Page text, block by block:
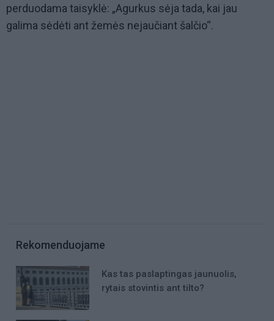
perduodama taisyklė: „Agurkus sėja tada, kai jau
galima sėdėti ant žemės nejaučiant šalčio“.
Rekomenduojame
Kas tas paslaptingas jaunuolis,
rytais stovintis ant tilto?